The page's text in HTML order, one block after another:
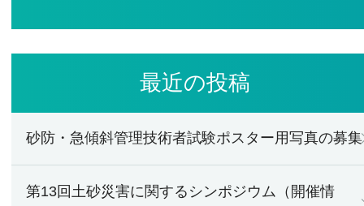
最近の投稿
砂防・急傾斜管理技術者試験ポスター用写真の募集
第13回土砂災害に関するシンポジウム（開催情